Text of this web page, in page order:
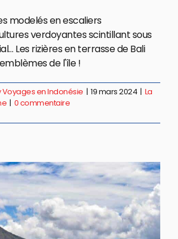
modelés en escaliers
verdoyantes scintillant sous
Les rizières en terrasse de Bali
de l'île !
en Indonésie | 19 mars 2024 | La
| 0 commentaire